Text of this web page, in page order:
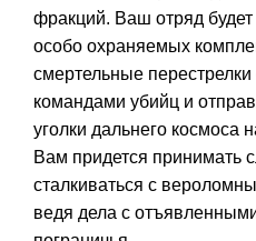
фракций. Ваш отряд
особо охраняемых
смертельные
командами убийц и
уголки дальнего космоса
Вам придется принимать
сталкиваться с
ведя дела с